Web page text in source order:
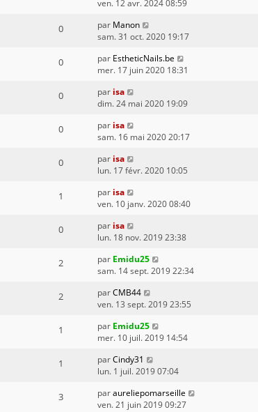
ven. 12 avr. 2024 08:59
0 par Manon
sam. 31 oct. 2020 19:17
0 par EstheticNails.be
mer. 17 juin 2020 18:31
0 par isa
dim. 24 mai 2020 19:09
0 par isa
sam. 16 mai 2020 20:17
0 par isa
lun. 17 févr. 2020 10:05
1 par isa
ven. 10 janv. 2020 08:40
0 par isa
lun. 18 nov. 2019 23:38
2 par Emidu25
sam. 14 sept. 2019 22:34
2 parCMB44
ven. 13 sept. 2019 23:55
1 par Emidu25
mer. 10 juil. 2019 14:54
1 parCindy31
lun. 1 juil. 2019 07:04
3 paraureliepomarseille
ven. 21 juin 2019 09:27